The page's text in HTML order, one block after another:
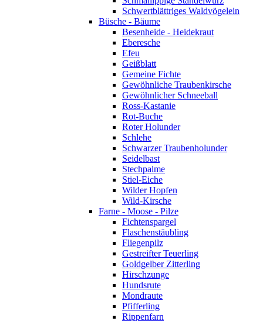
Schwertblättriges Waldvögelein
Büsche - Bäume
Besenheide - Heidekraut
Eberesche
Efeu
Geißblatt
Gemeine Fichte
Gewöhnliche Traubenkirsche
Gewöhnlicher Schneeball
Ross-Kastanie
Rot-Buche
Roter Holunder
Schlehe
Schwarzer Traubenholunder
Seidelbast
Stechpalme
Stiel-Eiche
Wilder Hopfen
Wild-Kirsche
Farne - Moose - Pilze
Fichtenspargel
Flaschenstäubling
Fliegenpilz
Gestreifter Teuerling
Goldgelber Zitterling
Hirschzunge
Hundsrute
Mondraute
Pfifferling
Rippenfarn